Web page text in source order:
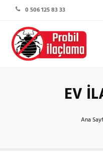
0 506 125 83 33
EV
Ana